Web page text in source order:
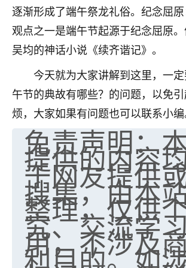
逐渐形成了端午祭龙礼俗。纪念屈
观点之一是端午节起源于纪念屈原
吴均的神话小说《续齐谐记》。
今天就为大家讲解到这里，一
午节的典故有哪些？的问题，以免
烦，大家如果有问题也可以联系小编
免责声明：
提供的内容
于网友提供
搜集，由本
整理，仅供
究、交流学
用，不涉及
利目的。如
七零老顽童：我母亲前年离世
做梦梦见她，后来也是朋友介
师，安排了超度法事，做梦再也
了，一开始是半信半疑的，图个
超度，现在看来，人不信也不
2天前 来自云南
优秀的张同学
老师收徒吗？？我对这些很感兴趣
2天前 来自山西